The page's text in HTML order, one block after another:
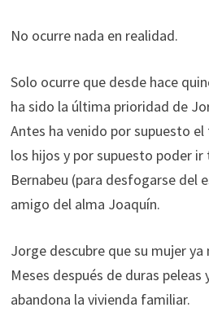
No ocurre nada en realidad.
Solo ocurre que desde hace
ha sido la última prioridad de
Antes ha venido por supuesto
los hijos y por supuesto poder
Bernabeu (para desfogarse del
amigo del alma Joaquín.
Jorge descubre que su mujer
Meses después de duras
abandona la vivienda familiar.